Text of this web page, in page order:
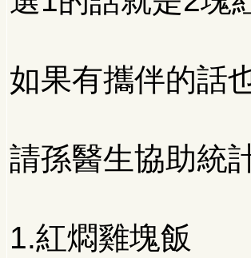
如果有攜伴的話
請孫醫生協助統
1.紅燜雞塊飯